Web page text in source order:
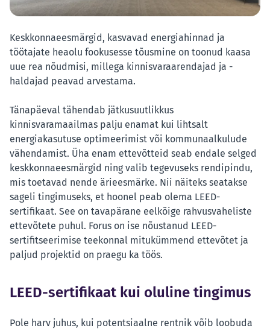
Keskkonnaeesmärgid, kasvavad energiahinnad ja
töötajate heaolu fookusesse tõusmine on toonud kaasa
uue rea nõudmisi, millega kinnisvaraarendajad ja -
haldajad peavad arvestama.
Tänapäeval tähendab jätkusuutlikkus
kinnisvaramaailmas palju enamat kui lihtsalt
energiakasutuse optimeerimist või kommunaalkulude
vähendamist. Üha enam ettevõtteid seab endale selged
keskkonnaeesmärgid ning valib tegevuseks rendipindu,
mis toetavad nende ärieesmärke. Nii näiteks seatakse
sageli tingimuseks, et hoonel peab olema LEED-
sertifikaat. See on tavapärane eelkõige rahvusvaheliste
ettevõtete puhul. Forus on ise nõustanud LEED-
sertifitseerimise teekonnal mitukümmend ettevõtet ja
paljud projektid on praegu ka töös.
LEED-sertifikaat kui oluline tingimus
Pole harv juhus, kui potentsiaalne rentnik võib loobuda